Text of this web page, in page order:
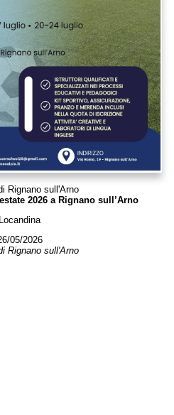
Rignano sull'Arno
2026 a Rignano sull’Arno
Locandina
05/2026
Rignano sull'Arno